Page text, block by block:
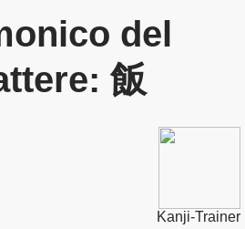
del
飯
Kanji-Trainer